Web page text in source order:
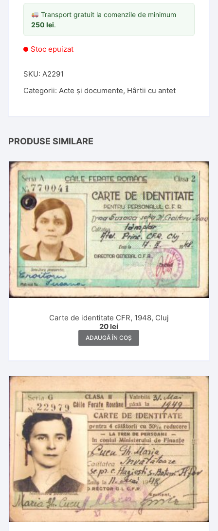
Transport gratuit la comenzile de minimum
250lei.
Stoc epuizat
SKU:A2291
Categorii:Acte și documente, Hârtii cu antet
PRODUSE SIMILARE
Carte de identitate CFR, 1948, Cluj
20 lei
ADAUGĂ ÎN COȘ